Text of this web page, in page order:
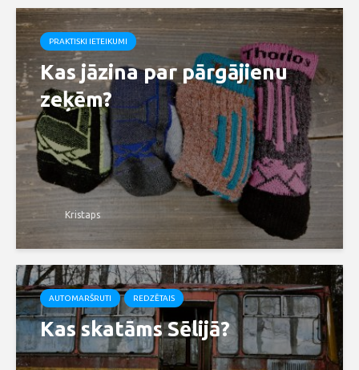
PRAKTISKI IETEIKUMI
Kas jāzina par pārgājienu
zeķēm?
Kristaps
AUTOMARŠRUTI REDZĒTAIS
Kas skatāms Sēlijā?